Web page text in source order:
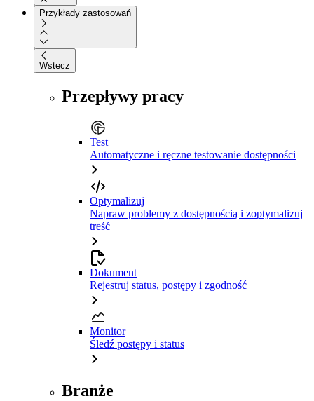
Przykłady zastosowań
Wstecz
Przepływy pracy
Test
Automatyczne i ręczne testowanie dostępności
Optymalizuj
Napraw problemy z dostępnością i zoptymalizuj
treść
Dokument
Rejestruj status, postępy i zgodność
Monitor
Śledź postępy i status
Branże